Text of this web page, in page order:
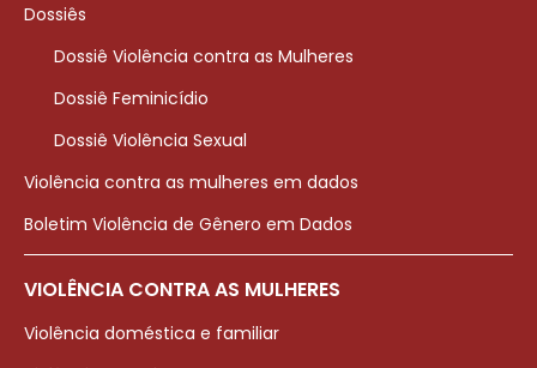
Dossiês
Dossiê Violência contra as Mulheres
Dossiê Feminicídio
Dossiê Violência Sexual
Violência contra as mulheres em dados
Boletim Violência de Gênero em Dados
VIOLÊNCIA CONTRA AS MULHERES
Violência doméstica e familiar